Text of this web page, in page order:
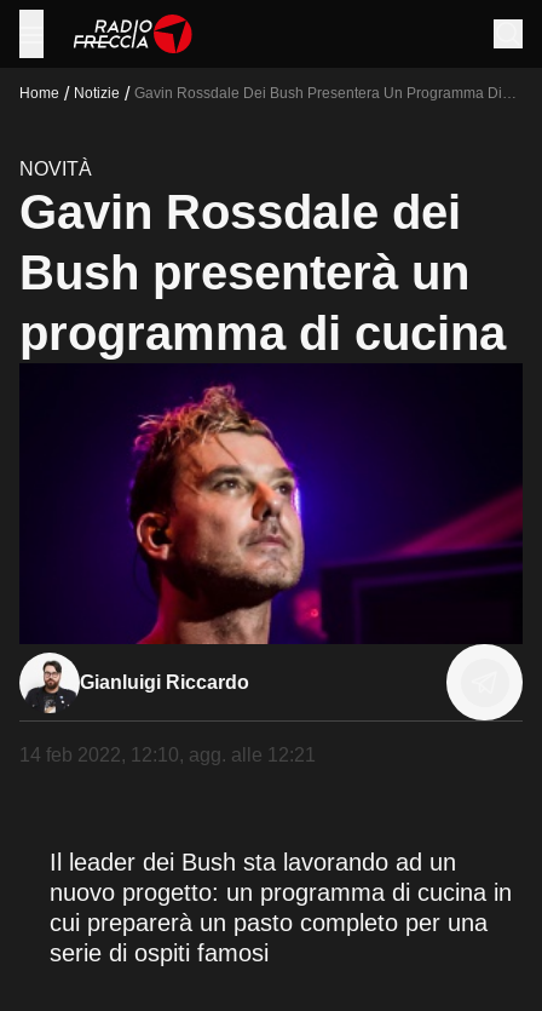
Home / Notizie / Gavin Rossdale Dei Bush Presentera Un Programma Di
NOVITÀ
Gavin Rossdale dei
Bush presenterà un
programma di cucina
Gianluigi Riccardo
14 feb 2022, 12:10, agg. alle 12:21
Il leader dei Bush sta lavorando ad un
nuovo progetto: un programma di cucina in
cui preparerà un pasto completo per una
serie di ospiti famosi